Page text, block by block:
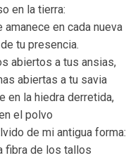
en la tierra:
amanece en cada nueva
tu presencia.
abiertos a tus ansias,
abiertas a tu savia
en la hiedra derretida,
el polvo
de mi antigua forma:
fibra de los tallos